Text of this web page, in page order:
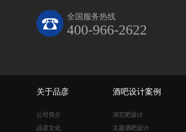
全国服务热线
400-966-2622
关于品彦
公司简介
品彦文化
酒吧设计案例
演艺吧设计
主题酒吧设计